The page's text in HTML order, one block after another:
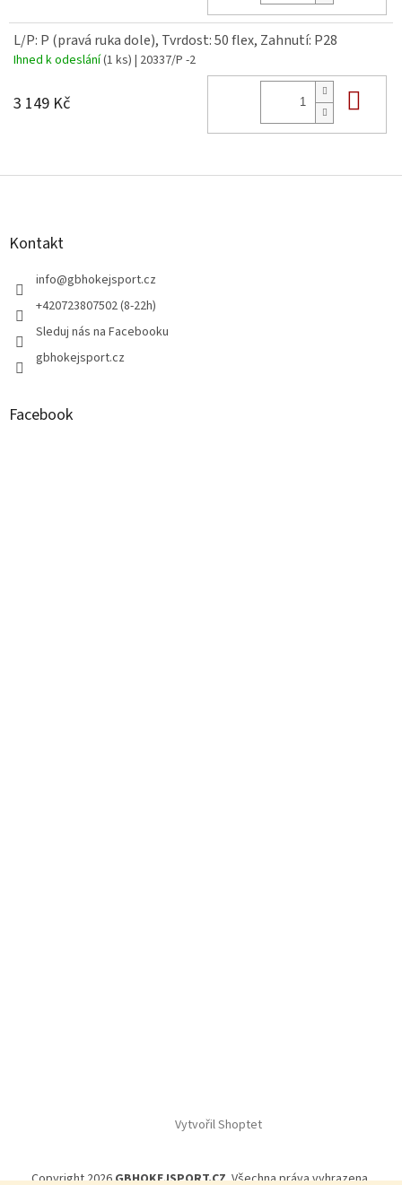
L/P: P (pravá ruka dole), Tvrdost: 50 flex, Zahnutí: P28
Ihned k odeslání(1 ks) | 20337/P -2
3 149 Kč
Z
Kontakt
info@gbhokejsport.cz
+420723807502 (8-22h)
Sleduj nás na Facebooku
gbhokejsport.cz
Facebook
Vytvořil Shoptet
Copyright 2026GBHOKEJSPORT.CZ. Všechna práva vyhrazena.